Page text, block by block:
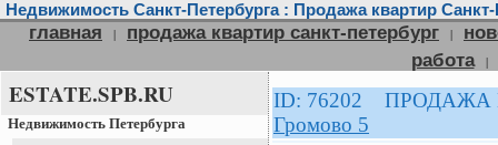
Недвижимость Санкт-Петербурга : Продажа квартир Санкт-
главная | продажа квартир санкт-петербург |
работа
|
ESTATE.SPB.RU
Недвижимость Петербурга
ID: 76202
Громово 5